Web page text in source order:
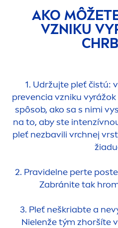
AKO
VZNIKU
1. Udržujte pleť čistú:
prevencia vzniku
spôsob, ako sa s nimi
na to, aby ste
pleť nezbavili vrchnej
2. Pravidelne perte
Zabránite tak
3. Pleť neškriabte a
Nielenže tým zhoršíte